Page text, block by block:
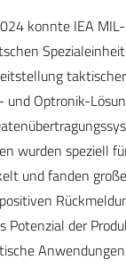
konnte IEA
und Optronik-
wurden speziell
und fanden
Potenzial der